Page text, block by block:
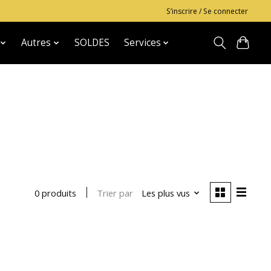
S’inscrire / Se connecter
Autres SOLDES Services
0 produits Trier par Les plus vus